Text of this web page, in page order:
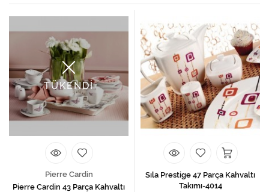
TÜKENDİ
Pierre Cardin
Pierre Cardin 43 Parça Kahvaltı
Sıla Prestige 47 Parça Kahvaltı
Takımı-4014